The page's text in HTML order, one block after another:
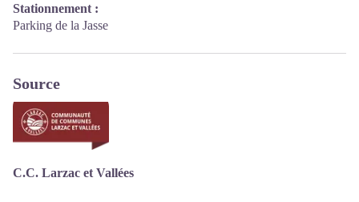
Stationnement :
Parking de la Jasse
Source
C.C. Larzac et Vallées